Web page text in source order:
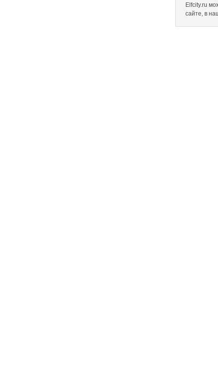
Elfcity.ru
сайте, в